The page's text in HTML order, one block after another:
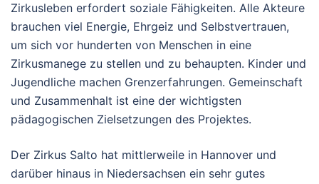
Zirkusleben erfordert soziale Fähigkeiten. Alle Akteure
brauchen viel Energie, Ehrgeiz und Selbstvertrauen,
um sich vor hunderten von Menschen in eine
Zirkusmanege zu stellen und zu behaupten. Kinder und
Jugendliche machen Grenzerfahrungen. Gemeinschaft
und Zusammenhalt ist eine der wichtigsten
pädagogischen Zielsetzungen des Projektes.
Der Zirkus Salto hat mittlerweile in Hannover und
darüber hinaus in Niedersachsen ein sehr gutes